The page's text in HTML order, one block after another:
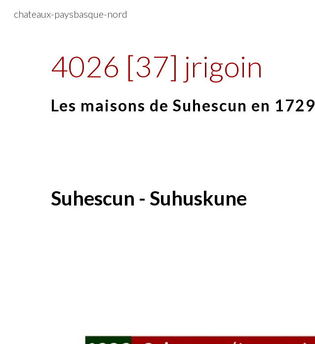
chateaux-paysbasque-nord
4026 [37] jrigoin
Les maisons de Suhescun en 1729
Suhescun - Suhuskune